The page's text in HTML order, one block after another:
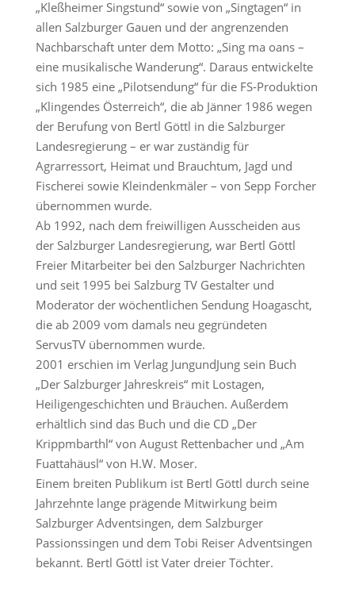
„Kleßheimer Singstund“ sowie von „Singtagen“ in
allen Salzburger Gauen und der angrenzenden
Nachbarschaft unter dem Motto: „Sing ma oans –
eine musikalische Wanderung“. Daraus entwickelte
sich 1985 eine „Pilotsendung“ für die FS-Produktion
„Klingendes Österreich“, die ab Jänner 1986 wegen
der Berufung von Bertl Göttl in die Salzburger
Landesregierung – er war zuständig für
Agrarressort, Heimat und Brauchtum, Jagd und
Fischerei sowie Kleindenkmäler – von Sepp Forcher
übernommen wurde.
Ab 1992, nach dem freiwilligen Ausscheiden aus
der Salzburger Landesregierung, war Bertl Göttl
Freier Mitarbeiter bei den Salzburger Nachrichten
und seit 1995 bei Salzburg TV Gestalter und
Moderator der wöchentlichen Sendung Hoagascht,
die ab 2009 vom damals neu gegründeten
ServusTV übernommen wurde.
2001 erschien im Verlag JungundJung sein Buch
„Der Salzburger Jahreskreis“ mit Lostagen,
Heiligengeschichten und Bräuchen. Außerdem
erhältlich sind das Buch und die CD „Der
Krippmbarthl“ von August Rettenbacher und „Am
Fuattahäusl“ von H.W. Moser.
Einem breiten Publikum ist Bertl Göttl durch seine
Jahrzehnte lange prägende Mitwirkung beim
Salzburger Adventsingen, dem Salzburger
Passionssingen und dem Tobi Reiser Adventsingen
bekannt. Bertl Göttl ist Vater dreier Töchter.